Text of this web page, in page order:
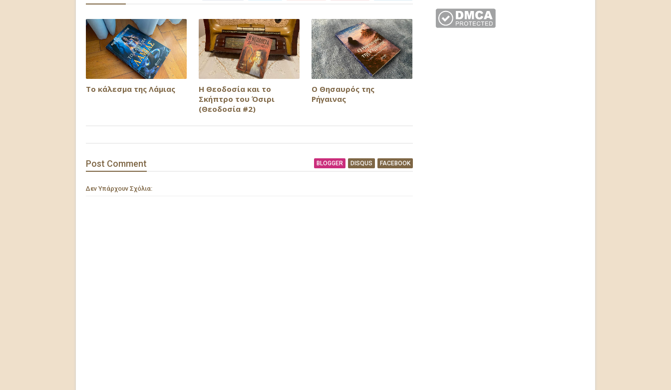
Το κάλεσμα της Λάμιας
H Θεοδοσία και το
Σκήπτρο του Όσιρι
(Θεοδοσία #2)
Ο Θησαυρός της
Ρήγαινας
Post Comment BLOGGER DISQUS FACEBOOK
Δεν Υπάρχουν Σχόλια: